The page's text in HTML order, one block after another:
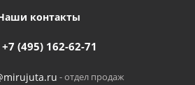
контакты
+7 (495) 162-62-71
- отдел продаж